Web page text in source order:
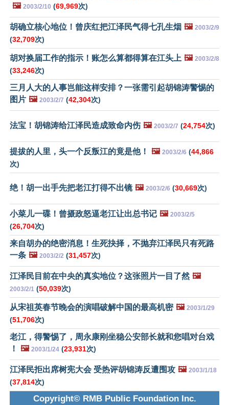
🖼️ 2003/2/10 (69,969次)
胡确立核心地位！曾庆红把江泽民气得七孔生烟 🖼️ 2003/2/9
(32,709次)
胡对换届工作的指示！账怎么算都得算在江头上 🖼️ 2003/2/8
(33,246次)
三月人大的人事岂能这样安排？一张需引起胡锦涛警惕的
图片 🖼️ 2003/2/7 (42,304次)
法宝！胡锦涛给江泽民造成致命内伤 🖼️ 2003/2/7 (24,754次)
提拔的人里，头一个反叛江的竟是他！ 🖼️ 2003/2/6 (44,866
次)
绝！胡一出手先把老江打得不出镜 🖼️ 2003/2/6 (30,669次)
小菜儿一碟！曾摄政怒逼老江让出总书记 🖼️ 2003/2/5
(26,704次)
来自胡办的绝密消息！生死抉择，不抛弃江泽民只有死路
一条 🖼️ 2003/2/2 (31,457次)
江泽民目前在中央的真实地位？这张照片一目了然 🖼️
2003/2/1 (50,039次)
从宋祖英春节晚会的演唱破解中国的最高机密 🖼️ 2003/1/29
(51,706次)
老江，得警惕了，周永康刚坐稳公安部长就和您唱对台戏
！
🖼️ 2003/1/24 (23,931次)
江泽民拒出席树宪大会 受热评胡锦涛反遭围攻 🖼️ 2003/1/18
(37,814次)
Copyright© RMB Public Foundation Inc.